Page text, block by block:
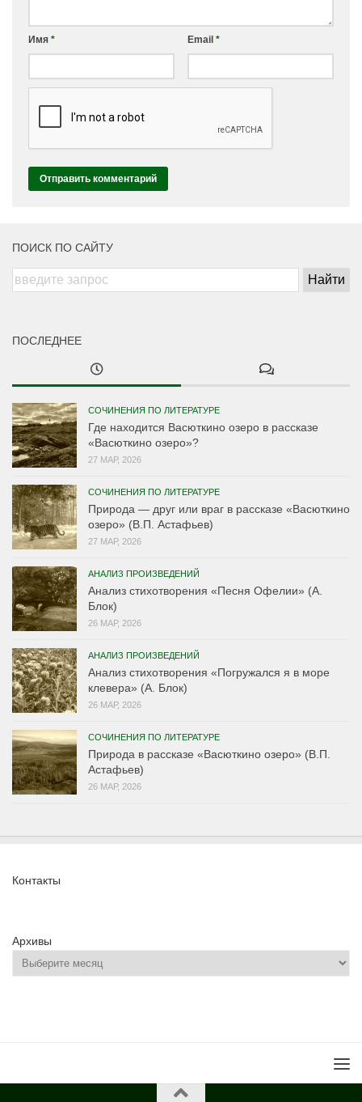
Имя * Email *
ПОИСК ПО САЙТУ
ПОСЛЕДНЕЕ
СОЧИНЕНИЯ ПО ЛИТЕРАТУРЕ
Где находится Васюткино озеро в рассказе
«Васюткино озеро»?
27 МАР, 2026
СОЧИНЕНИЯ ПО ЛИТЕРАТУРЕ
Природа — друг или враг в рассказе «Васюткино
озеро» (В.П. Астафьев)
27 МАР, 2026
АНАЛИЗ ПРОИЗВЕДЕНИЙ
Анализ стихотворения «Песня Офелии» (А.
Блок)
26 МАР, 2026
АНАЛИЗ ПРОИЗВЕДЕНИЙ
Анализ стихотворения «Погружался я в море
клевера» (А. Блок)
26 МАР, 2026
СОЧИНЕНИЯ ПО ЛИТЕРАТУРЕ
Природа в рассказе «Васюткино озеро» (В.П.
Астафьев)
26 МАР, 2026
Контакты
Архивы